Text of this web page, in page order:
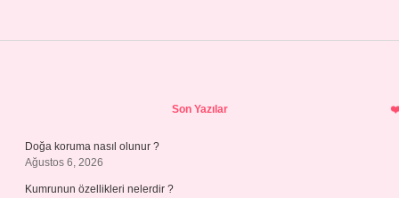
Son Yazılar
Doğa koruma nasıl olunur ?
Ağustos 6, 2026
Kumrunun özellikleri nelerdir ?